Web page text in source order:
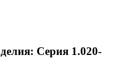
Серия 1.020-